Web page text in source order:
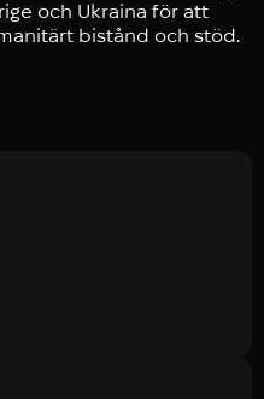
och Ukraina för att
bistånd och stöd.